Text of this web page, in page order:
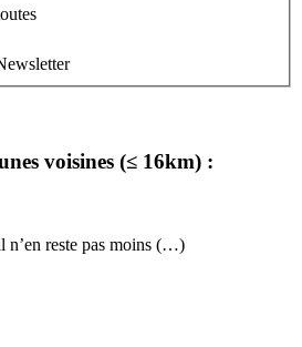
voisines (≤ 16km) :
n’en reste pas moins (…)